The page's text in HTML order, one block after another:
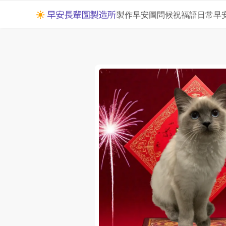
製作早安圖問候祝福語日常早